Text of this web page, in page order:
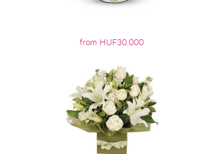
from HUF30,000